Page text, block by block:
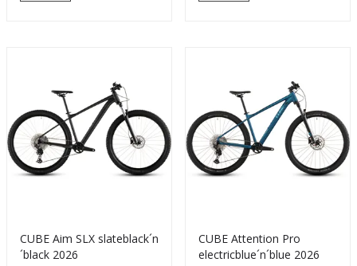
CUBE Aim SLX slateblack´n
´black 2026
CUBE Attention Pro
electricblue´n´blue 2026